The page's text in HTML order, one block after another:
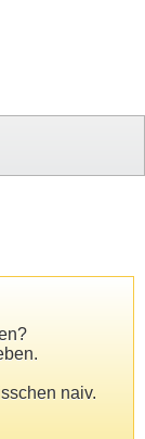
naiv.